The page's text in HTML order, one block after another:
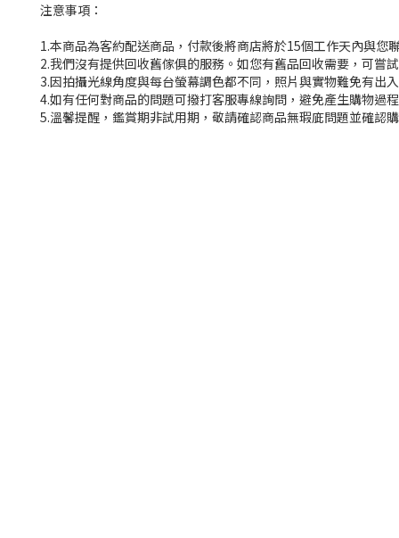
注意事項：
1.本商品為客約配送商品，付款後將商店將於15個工作天內與
2.我們沒有提供回收舊傢俱的服務。如您有舊品回收需要，可
3.因拍攝光線角度與每台螢幕調色都不同，照片與實物難免有出
4.如有任何對商品的問題可撥打客服專線詢問，避免產生購物過
5.溫馨提醒，鑑賞期非試用期，敬請確認商品無瑕庛問題並確認